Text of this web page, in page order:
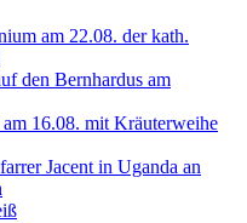
am 22.08. der kath.
den Bernhardus am
16.08. mit Kräuterweihe
Jacent in Uganda an